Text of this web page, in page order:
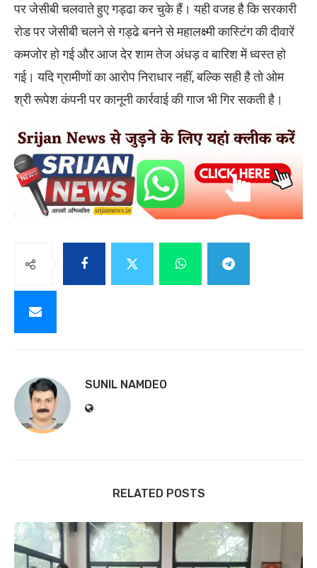
पर जेसीबी चलवाते हुए गड्ढा कर चुके हैं। यही वजह है कि सरकारी
रोड पर जेसीबी चलने से गड्ढे बनने से महालक्ष्मी कास्टिंग की दीवारें
कमजोर हो गई और आज देर शाम तेज अंधड़ व बारिश में ध्वस्त हो
गई। यदि ग्रामीणों का आरोप निराधार नहीं, बल्कि सही है तो ओम
श्री रूपेश कंपनी पर कानूनी कार्रवाई की गाज भी गिर सकती है।
SUNIL NAMDEO
RELATED POSTS